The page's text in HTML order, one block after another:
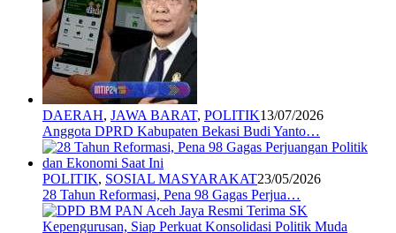
DAERAH, JAWA BARAT, POLITIK13/07/2026
Anggota DPRD Kabupaten Bekasi Budi Yanto…
POLITIK, SOSIAL MASYARAKAT23/05/2026
28 Tahun Reformasi, Pena 98 Gagas Perjua…